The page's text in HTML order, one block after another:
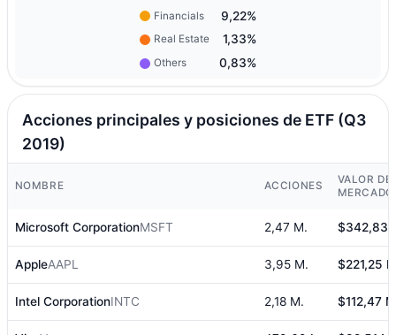
Financials 9,22%
Real Estate 1,33%
Others 0,83%
Acciones principales y posiciones de ETF (Q3
2019)
NOMBRE ACCIONES
VALOR DE
MERCADO
Microsoft CorporationMSFT 2,47 M. $342,83
AppleAAPL 3,95 M. $221,25
Intel CorporationINTC 2,18 M. $112,47